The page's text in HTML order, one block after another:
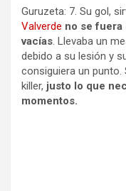
Guruzeta: 7. Su gol,
Valverde no se fuera
vacías. Llevaba un
debido a su lesión y
consiguiera un
killer, justo lo que
momentos.